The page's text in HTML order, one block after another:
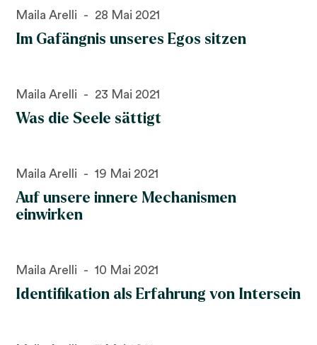
Im Gafängnis unseres Egos sitzen
Maila Arelli 28 Mai 2021
Was die Seele sättigt
Maila Arelli 23 Mai 2021
Auf unsere innere Mechanismen
einwirken
Maila Arelli 19 Mai 2021
Identifikation als Erfahrung von Intersein
Maila Arelli 10 Mai 2021